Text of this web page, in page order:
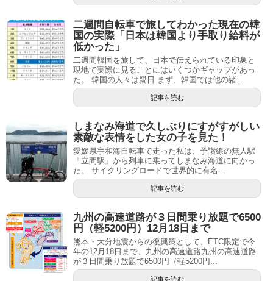
二週間自転車で旅してわかった現在の韓
国の実際「日本は韓国より手取り給料が
低かった」
二週間韓国を旅して、日本で伝えられている印象と
現地で実際に見ることにはいくつかギャップがあっ
た。 韓国の人々は親日 まず、韓国では他の諸...
記事を読む
しまなみ海道で久しぶりにすがすがしい
素敵な表情をした女の子を見た！
愛媛県宇和海自転車で走った私は、予讃線の無人駅
「立間駅」から列車に乗ってしまなみ海道に向かっ
た。 サイクリングロードで世界的に有名...
記事を読む
九州の高速道路が３日間乗り放題で6500
円（軽5200円）12月18日まで
熊本・大分地震からの復興策として、ETC限定で今
年の12月18日まで、九州の高速道路九州の高速道路
が３日間乗り放題で6500円（軽5200円...
記事を読む